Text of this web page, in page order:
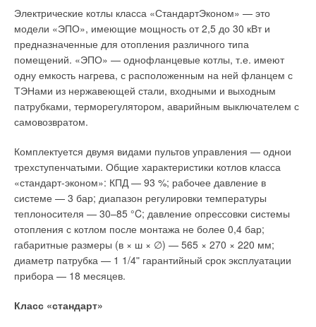
Электрические котлы класса «СтандартЭконом» — это
модели «ЭПО», имеющие мощность от 2,5 до 30 кВт и
предназначенные для отопления различного типа
помещений. «ЭПО» — однофланцевые котлы, т.е. имеют
одну емкость нагрева, с расположенным на ней фланцем с
ТЭНами из нержавеющей стали, входными и выходным
патрубками, терморегулятором, аварийным выключателем с
самовозвратом.
Комплектуется двумя видами пультов управления — однои
трехступенчатыми. Общие характеристики котлов класса
«стандарт-эконом»: КПД — 93 %; рабочее давление в
системе — 3 бар; диапазон регулировки температуры
теплоносителя — 30–85 °C; давление опрессовки системы
отопления с котлом после монтажа не более 0,4 бар;
габаритные размеры (в × ш × ∅) — 565 × 270 × 220 мм;
диаметр патрубка — 1 1/4ʺ гарантийный срок эксплуатации
прибора — 18 месяцев.
Класс «стандарт»
АБХМ с одноступенчатой регенерацией раствора. В АБХМ
широко используется внутренняя регенерация теплоты. В
теплообменниках имеет место недорекуперация, что
приводит к потерям энергии. Значительное количество
теплоты отводится с охлаждающей водой при температуре
на 5–10 °С выше температуры окружающей среды.
Согласно статистическим данным, наибольшие потери
температуре охлаждающей воды ступенчатый процесс в
блоке абсорбер-испаритель позволяет увеличить степень
насыщения раствора в абсорбере и повысить
производительность системы. Ступенчатый процесс в блоке
генератор-конденсатор позволяет при заданной
температуре греющего источника осуществить выпаривание
раствора до более высокой концентрации и повысить
производительность системы.
АБХМ со ступенчатой регенерацией, в которых генератор
позже.
Что такое ацидоз и чем он плох
В норме кислотность рН крови человека равна примерно 7,4.
Наш организм настроен на эту цифру, она необходима для
работы всех ферментных и биологических систем
организма. Логично предположить, что даже небольшие
постоянные изменения кислотности крови могут оказывать
происходит при повышении концентрации СО2 в воздухе,
который попадает в организм?
Увеличивается парциальное давление СО2 в наших
альвеолах, его растворимость в крови повышается, и
образуется слабая угольная кислота (СО2 + Н2O → ←
Н2СО3), распадающаяся, в свою очередь, на Н+ и НССО3 –
. Кровь закисляется, что по-научному и называется
ацидозом. Чем выше концентрация СО2 в воздухе, которым
кислую реакцию она имеет (рис. 1).